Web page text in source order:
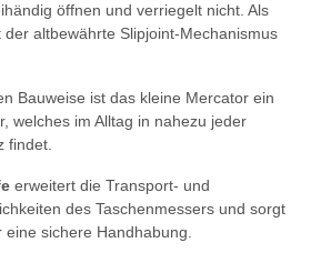
öffnen und verriegelt nicht. Als
der altbewährte Slipjoint-Mechanismus
Bauweise ist das kleine Mercator ein
welches im Alltag in nahezu jeder
findet.
erweitert die Transport- und
des Taschenmessers und sorgt
sichere Handhabung.